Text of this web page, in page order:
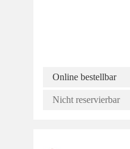
Online bestellbar
Nicht reservierbar